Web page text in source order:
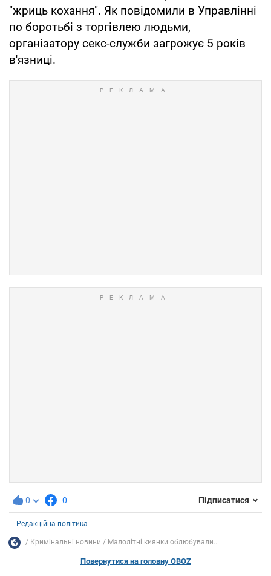
"жриць кохання". Як повідомили в Управлінні
по боротьбі з торгівлею людьми,
організатору секс-служби загрожує 5 років
в'язниці.
0 0 Підписатися
Редакційна політика
Кримінальні новини Малолітні киянки облюбували...
Повернутися на головну OBOZ